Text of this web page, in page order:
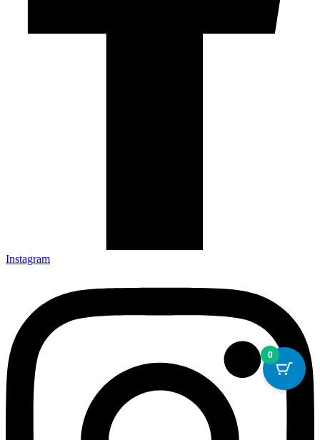
Instagram
0